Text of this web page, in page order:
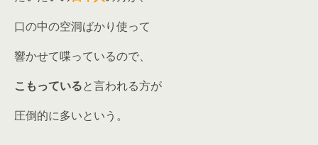
口の中の空洞ばかり使って
響かせて喋っているので、
こもっていると言われる方が
圧倒的に多いという。